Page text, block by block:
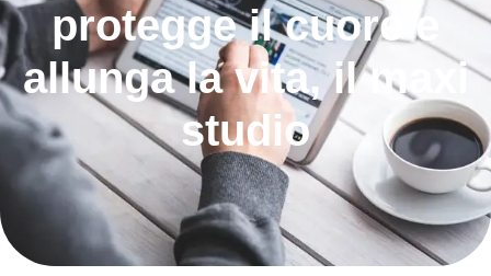
protegge il cuore e
allunga la vita, il maxi
studio